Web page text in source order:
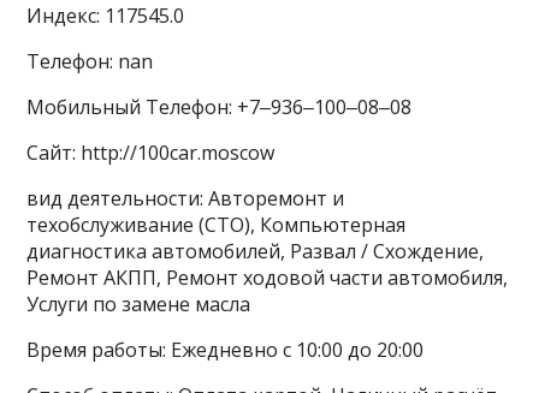
Индекс: 117545.0
Телефон: nan
Мобильный Телефон: +7‒936‒100‒08‒08
Сайт: http://100car.moscow
вид деятельности: Авторемонт и
техобслуживание (СТО), Компьютерная
диагностика автомобилей, Развал / Схождение,
Ремонт АКПП, Ремонт ходовой части автомобиля,
Услуги по замене масла
Время работы: Ежедневно с 10:00 до 20:00